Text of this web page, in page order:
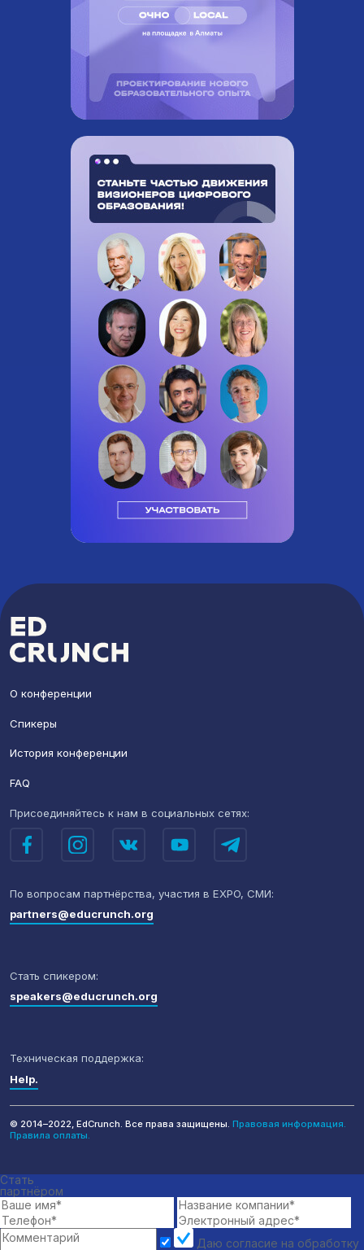
О конференции
Спикеры
История конференции
FAQ
Присоединяйтесь к намв социальных сетях:
По вопросам партнёрства, участия в EXPO, СМИ:
partners@educrunch.org
Стать спикером:
speakers@educrunch.org
Техническая поддержка:
Help.
© 2014–2022, EdCrunch. Все права защищены.Правовая информация.
Правила оплаты.
Стать
партнёром
Даю согласие на обработку